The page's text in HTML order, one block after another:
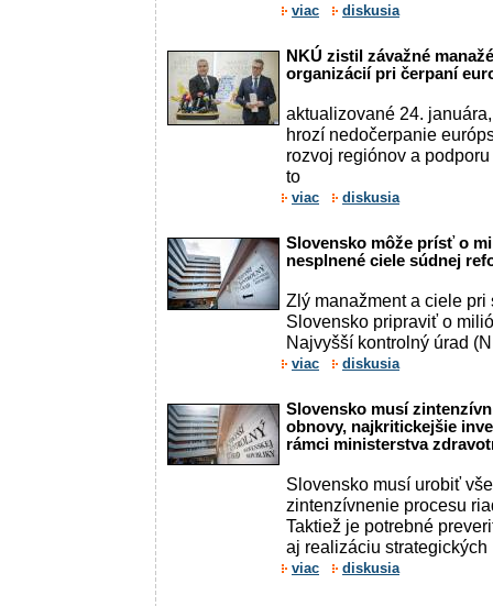
viac diskusia
NKÚ zistil závažné
organizácií pri čerpaní
aktualizované 24.
hrozí nedočerpanie
rozvoj regiónov a
to
viac diskusia
Slovensko môže prísť o
nesplnené ciele súdnej
Zlý manažment a ciele pri
Slovensko pripraviť o
Najvyšší kontrolný úrad
viac diskusia
Slovensko musí
obnovy, najkritickejšie
rámci ministerstva
Slovensko musí urobiť
zintenzívnenie procesu
Taktiež je potrebné
aj realizáciu strategických
viac diskusia